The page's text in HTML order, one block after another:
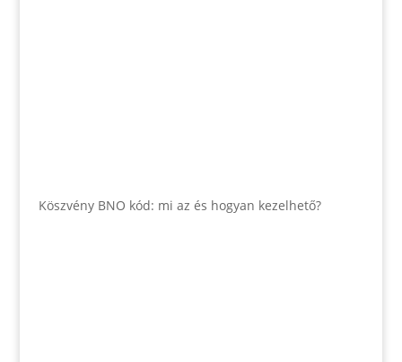
Köszvény BNO kód: mi az és hogyan kezelhető?